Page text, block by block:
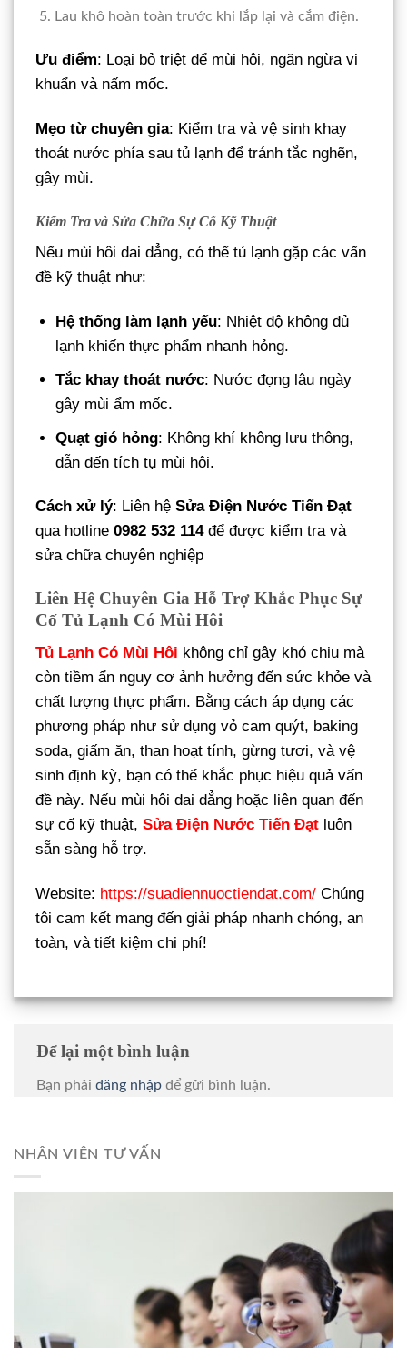
Lau khô hoàn toàn trước khi lắp lại và cắm điện.
Ưu điểm: Loại bỏ triệt để mùi hôi, ngăn ngừa vi
khuẩn và nấm mốc.
Mẹo từ chuyên gia: Kiểm tra và vệ sinh khay
thoát nước phía sau tủ lạnh để tránh tắc nghẽn,
gây mùi.
Kiểm Tra và Sửa Chữa Sự Cố Kỹ Thuật
Nếu mùi hôi dai dẳng, có thể tủ lạnh gặp các vấn
đề kỹ thuật như:
Hệ thống làm lạnh yếu: Nhiệt độ không đủ
lạnh khiến thực phẩm nhanh hỏng.
Tắc khay thoát nước: Nước đọng lâu ngày
gây mùi ẩm mốc.
Quạt gió hỏng: Không khí không lưu thông,
dẫn đến tích tụ mùi hôi.
Cách xử lý: Liên hệ Sửa Điện Nước Tiến Đạt
qua hotline 0982 532 114để được kiểm tra và
sửa chữa chuyên nghiệp
Liên Hệ Chuyên Gia Hỗ Trợ Khắc Phục Sự
Cố Tủ Lạnh Có Mùi Hôi
Tủ Lạnh Có Mùi Hôi không chỉ gây khó chịu mà
còn tiềm ẩn nguy cơ ảnh hưởng đến sức khỏe và
chất lượng thực phẩm. Bằng cách áp dụng các
phương pháp như sử dụng vỏ cam quýt, baking
soda, giấm ăn, than hoạt tính, gừng tươi, và vệ
sinh định kỳ, bạn có thể khắc phục hiệu quả vấn
đề này. Nếu mùi hôi dai dẳng hoặc liên quan đến
sự cố kỹ thuật, Sửa Điện Nước Tiến Đạt luôn
sẵn sàng hỗ trợ.
Website: https://suadiennuoctiendat.com/ Chúng
tôi cam kết mang đến giải pháp nhanh chóng, an
toàn, và tiết kiệm chi phí!
Để lại một bình luận
Bạn phải đăng nhập để gửi bình luận.
NHÂN VIÊN TƯ VẤN